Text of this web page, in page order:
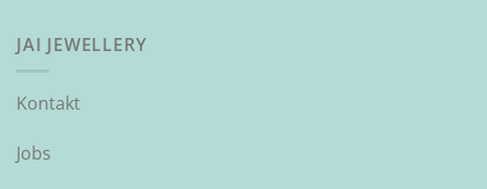
JAI JEWELLERY
Kontakt
Jobs